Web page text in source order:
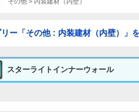
ー「その他 : 内装建材（内壁）」
スターライトインナーウォール